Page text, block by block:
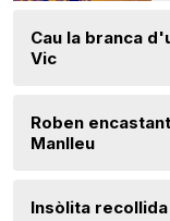
Cau la branca
Vic
Roben
Manlleu
Insòlita